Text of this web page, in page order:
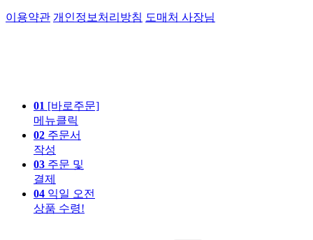
이용약관 개인정보처리방침 도매처 사장님
01 [바로주문]
메뉴클릭
02 주문서
작성
03 주문 및
결제
04 익일 오전
상품 수령!